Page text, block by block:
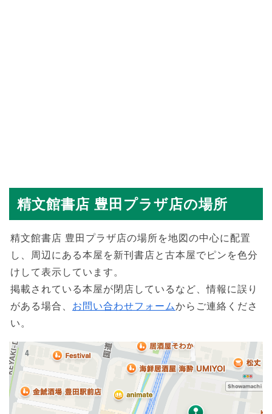
精文館書店 豊田プラザ店の場所
精文館書店 豊田プラザ店の場所を地図の中心に配置
し、周辺にある本屋を新刊書店と古本屋でピンを色分
けして表示しています。
掲載されている本屋が閉店しているなど、情報に誤り
がある場合、 お問い合わせフォームからご連絡くださ
い。